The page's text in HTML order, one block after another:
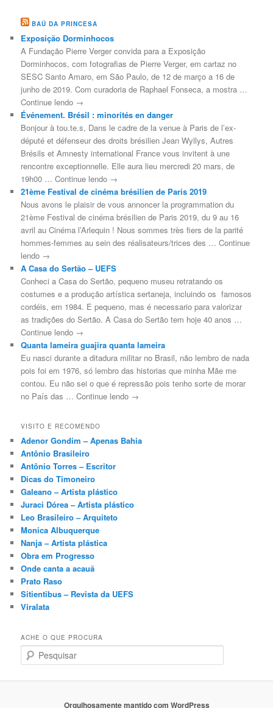
BAÚ DA PRINCESA
Exposição Dorminhocos
A Fundação Pierre Verger convida para a Exposição
Dorminhocos, com fotografias de Pierre Verger, em cartaz no
SESC Santo Amaro, em São Paulo, de 12 de março a 16 de
junho de 2019. Com curadoria de Raphael Fonseca, a mostra …
Continue lendo →
Événement. Brésil : minorités en danger
Bonjour à tou.te.s, Dans le cadre de la venue à Paris de l’ex-
député et défenseur des droits brésilien Jean Wyllys, Autres
Brésils et Amnesty international France vous invitent à une
rencontre exceptionnelle. Elle aura lieu mercredi 20 mars, de
19h00 … Continue lendo →
21ème Festival de cinéma brésilien de Paris 2019
Nous avons le plaisir de vous annoncer la programmation du
21ème Festival de cinéma brésilien de Paris 2019, du 9 au 16
avril au Cinéma l’Arlequin ! Nous sommes très fiers de la parité
hommes-femmes au sein des réalisateurs/trices des … Continue
lendo →
A Casa do Sertão – UEFS
Conheci a Casa do Sertão, pequeno museu retratando os
costumes e a produção artística sertaneja, incluindo os famosos
cordéis, em 1984. E pequeno, mas é necessario para valorizar
as tradições do Sertão. A Casa do Sertão tem hoje 40 anos …
Continue lendo →
Quanta lameira guajira quanta lameira
Eu nasci durante a ditadura militar no Brasil, não lembro de nada
pois foi em 1976, só lembro das historias que minha Mãe me
contou. Eu não sei o que é repressão pois tenho sorte de morar
no País das … Continue lendo →
VISITO E RECOMENDO
Adenor Gondim – Apenas Bahia
Antônio Brasileiro
Antônio Torres – Escritor
Dicas do Timoneiro
Galeano – Artista plástico
Juraci Dórea – Artista plástico
Leo Brasileiro – Arquiteto
Monica Albuquerque
Nanja – Artista plástica
Obra em Progresso
Onde canta a acauã
Prato Raso
Sitientibus – Revista da UEFS
Viralata
ACHE O QUE PROCURA
e
Orgulhosamente mantido com WordPress